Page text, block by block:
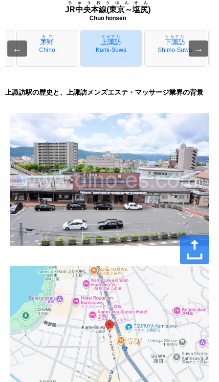
JR中央本線(東京～塩尻)
ちゅうおうほんせん
Chuo honsen
←
茅野
ちの
Chino
上諏訪
かみすわ
Kami-Suwa
下諏訪
しもすわ
Shimo-Suwa →
上諏訪駅の歴史と、上諏訪メンズエステ・マッサージ業界の背景